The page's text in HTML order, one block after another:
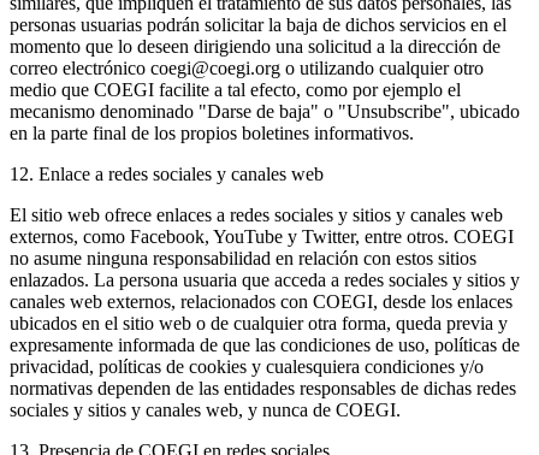
personas usuarias podrán solicitar la baja de dichos servicios en el
momento que lo deseen dirigiendo una solicitud a la dirección de
correo electrónico coegi@coegi.org o utilizando cualquier otro
medio que COEGI facilite a tal efecto, como por ejemplo el
mecanismo denominado "Darse de baja" o "Unsubscribe", ubicado
en la parte final de los propios boletines informativos.
12. Enlace a redes sociales y canales web
El sitio web ofrece enlaces a redes sociales y sitios y canales web
externos, como Facebook, YouTube y Twitter, entre otros. COEGI
no asume ninguna responsabilidad en relación con estos sitios
enlazados. La persona usuaria que acceda a redes sociales y sitios y
canales web externos, relacionados con COEGI, desde los enlaces
ubicados en el sitio web o de cualquier otra forma, queda previa y
expresamente informada de que las condiciones de uso, políticas de
privacidad, políticas de cookies y cualesquiera condiciones y/o
normativas dependen de las entidades responsables de dichas redes
sociales y sitios y canales web, y nunca de COEGI.